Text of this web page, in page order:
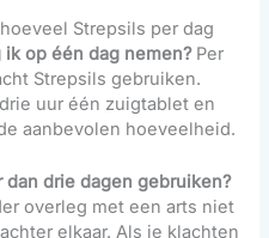
Strepsils per dag
op één dag nemen?Per
Strepsils gebruiken.
uur één zuigtablet en
aanbevolen hoeveelheid.
dan drie dagen gebruiken?
overleg met een arts niet
elkaar. Als je klachten